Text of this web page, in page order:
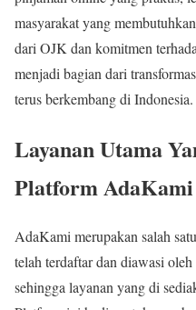
masyarakat yang
dari OJK dan komitmen
menjadi bagian dari
terus berkembang di Indonesia.
Layanan Utama
Platform AdaKami
AdaKami merupakan salah
telah terdaftar dan diawasi
sehingga layanan yang di